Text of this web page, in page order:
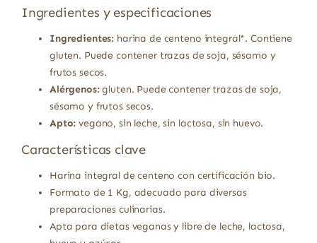
Ingredientes y especificaciones
Ingredientes: harina de centeno integral*. Contiene
gluten. Puede contener trazas de soja, sésamo y
frutos secos.
Alérgenos:gluten. Puede contener trazas de soja,
sésamo y frutos secos.
Apto: vegano, sin leche, sin lactosa, sin huevo.
Características clave
Harina integral de centeno con certificación bio.
Formato de 1 Kg, adecuado para diversas
preparaciones culinarias.
Apta para dietas veganas y libre de leche, lactosa,